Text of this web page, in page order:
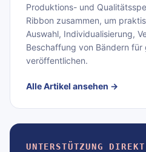
Produktions- und
Ribbon zusammen, um
Auswahl, Individualisierung,
Beschaffung von Bändern für
veröffentlichen.
Alle Artikel ansehen →
UNTERSTÜTZUNG